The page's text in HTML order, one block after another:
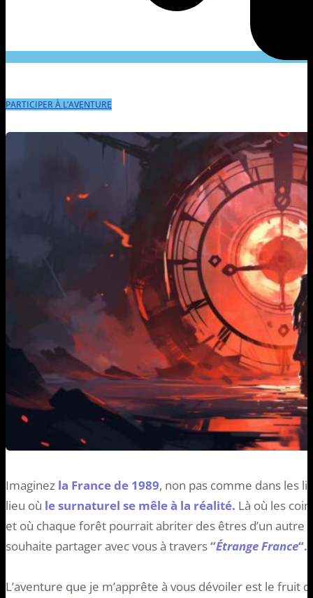
PARTICIPER À L’AVENTURE
Imaginez la France de 1989, non pas comme dans les
lieu où le surnaturel se mêle à la réalité. Là où les
et où chaque forêt pourrait abriter des êtres d’un autre
souhaite partager avec vous à travers“Étrange France“.
L’aventure que je m’apprête à vous dévoiler est le fruit d’